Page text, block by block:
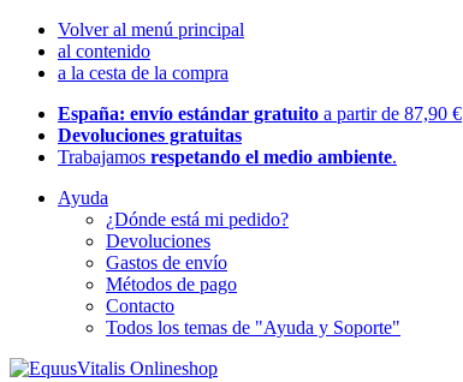
Volver al menú principal
al contenido
a la cesta de la compra
España: envío estándar gratuito a partir de 87,90 €
Devoluciones gratuitas
Trabajamos respetando el medio ambiente.
Ayuda
¿Dónde está mi pedido?
Devoluciones
Gastos de envío
Métodos de pago
Contacto
Todos los temas de "Ayuda y Soporte"